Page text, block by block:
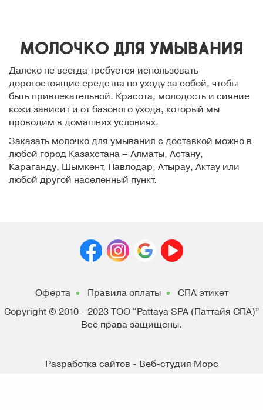
Молочко для умывания
Далеко не всегда требуется использовать
дорогостоящие средства по уходу за собой, чтобы
быть привлекательной. Красота, молодость и сияние
кожи зависит и от базового ухода, который мы
проводим в домашних условиях.
Заказать молочко для умывания с доставкой можно в
любой город Казахстана – Алматы, Астану,
Караганду, Шымкент, Павлодар, Атырау, Актау или
любой другой населенный пункт.
Оферта Правила оплаты
СПА этикет
Copyright © 2010 - 2023ТОО “Pattaya SPA (Паттайя СПА)”
Все права защищены.
Разработка сайтов - Веб-студия Морс